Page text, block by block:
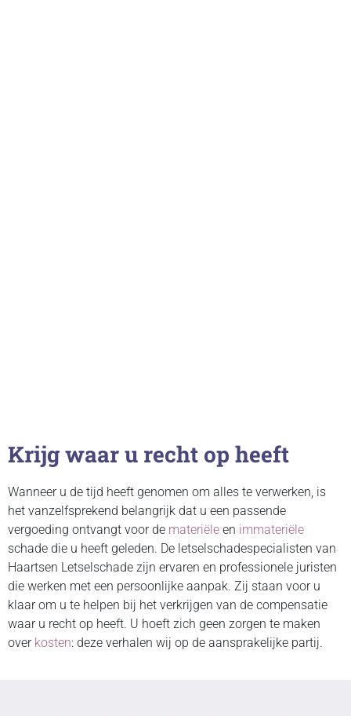
Krijg waar u recht op heeft
Wanneer u de tijd heeft genomen om alles te verwerken, is
het vanzelfsprekend belangrijk dat u een passende
vergoeding ontvangt voor de materiële en immateriële
schade die u heeft geleden. De letselschadespecialisten van
Haartsen Letselschade zijn ervaren en professionele juristen
die werken met een persoonlijke aanpak. Zij staan voor u
klaar om u te helpen bij het verkrijgen van de compensatie
waar u recht op heeft. U hoeft zich geen zorgen te maken
over kosten: deze verhalen wij op de aansprakelijke partij.